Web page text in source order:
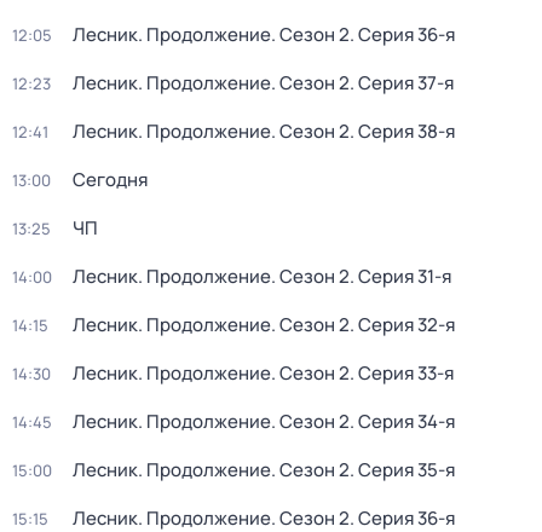
12:05 Лесник. Продолжение. Сезон 2. Серия 36-я
12:23 Лесник. Продолжение. Сезон 2. Серия 37-я
12:41 Лесник. Продолжение. Сезон 2. Серия 38-я
13:00 Сегодня
13:25 ЧП
14:00 Лесник. Продолжение. Сезон 2. Серия 31-я
14:15 Лесник. Продолжение. Сезон 2. Серия 32-я
14:30 Лесник. Продолжение. Сезон 2. Серия 33-я
14:45 Лесник. Продолжение. Сезон 2. Серия 34-я
15:00 Лесник. Продолжение. Сезон 2. Серия 35-я
15:15 Лесник. Продолжение. Сезон 2. Серия 36-я